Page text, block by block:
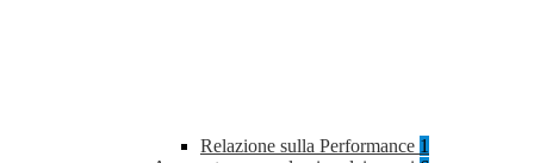
Relazione sulla Performance 1